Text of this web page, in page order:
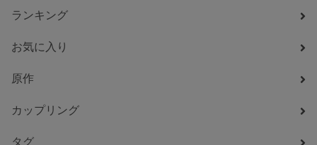
ランキング
お気に入り
原作
カップリング
タグ